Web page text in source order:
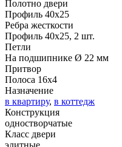
Д-37 Н
C51
Полотно двери
Профиль 40х25
Ребра жесткости
Профиль 40х25, 2 шт.
Петли
На подшипнике Ø 22 мм
Притвор
Полоса 16х4
Назначение
в квартиру, в коттедж
Конструкция
одностворчатые
Класс двери
элитные